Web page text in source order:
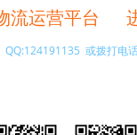
流运营平台
QQ:124191135 或拨打电